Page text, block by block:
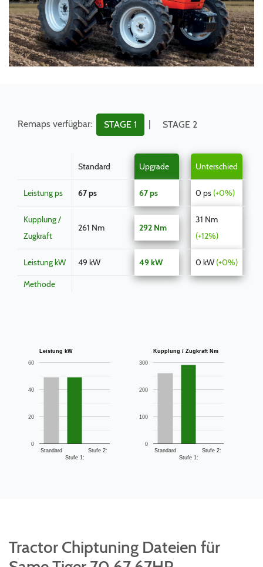
Remaps verfügbar: STAGE 1 | STAGE 2
Standard Upgrade Unterschied
Leistung ps 67 ps 67 ps 0 ps (+0%)
Kupplung /
Zugkraft
261 Nm 292 Nm
31 Nm
(+12%)
Leistung kW 49 kW 49 kW 0 kW (+0%)
Methode
Leistung kW
Standard
Stufe 1:
Stufe 2:
0
20
40
60
Kupplung / Zugkraft Nm
Standard
Stufe 1:
Stufe 2:
0
100
200
300
Tractor Chiptuning Dateien für